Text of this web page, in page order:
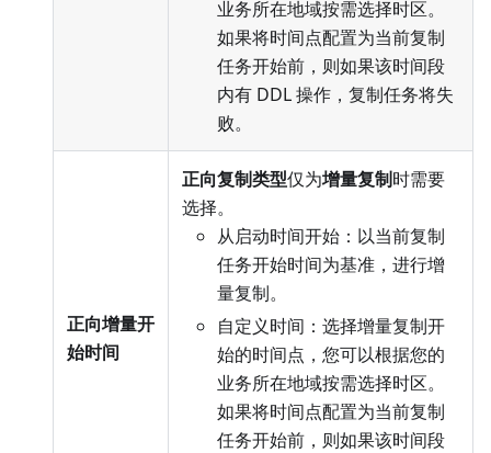
业务所在地域按需选择时区。
如果将时间点配置为当前复制
任务开始前，则如果该时间段
内有 DDL 操作，复制任务将失
败。
正向增量开
始时间
正向复制类型仅为增量复制时需要
选择。
从启动时间开始：以当前复制
任务开始时间为基准，进行增
量复制。
自定义时间：选择增量复制开
始的时间点，您可以根据您的
业务所在地域按需选择时区。
如果将时间点配置为当前复制
任务开始前，则如果该时间段